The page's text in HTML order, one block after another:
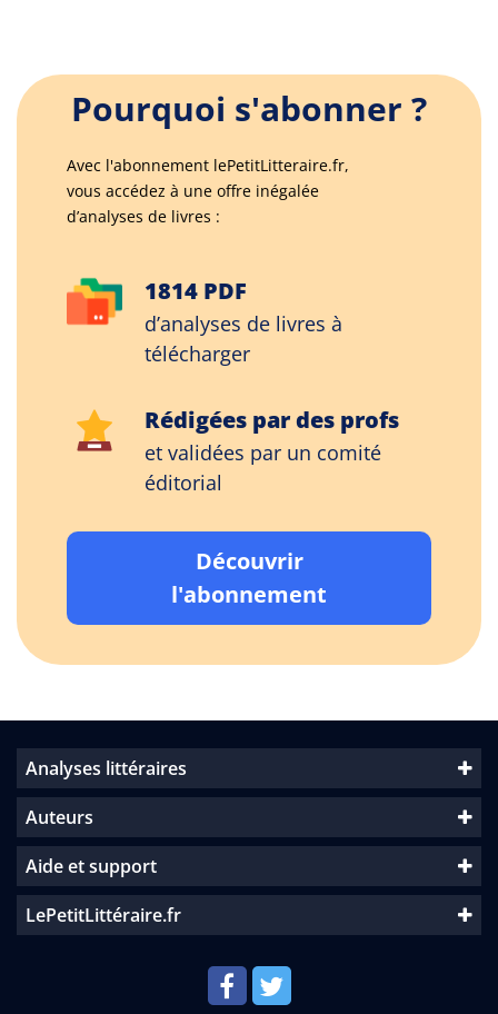
Pourquoi s'abonner ?
Avec l'abonnement lePetitLitteraire.fr,
vous accédez à une offre inégalée
d’analyses de livres :
1814 PDF
d’analyses de livres à
télécharger
Rédigées par des profs
et validées par un comité
éditorial
Découvrir
l'abonnement
Analyses littéraires
Auteurs
Aide et support
LePetitLittéraire.fr